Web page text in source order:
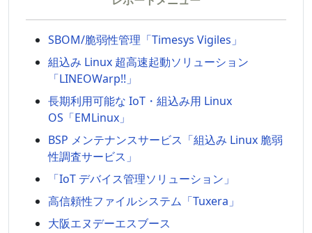
SBOM/脆弱性管理「Timesys Vigiles」
組込み Linux 超高速起動ソリューション
「LINEOWarp!!」
長期利用可能な IoT・組込み用 Linux
OS「EMLinux」
BSP メンテナンスサービス「組込み Linux 脆弱
性調査サービス」
「IoT デバイス管理ソリューション」
高信頼性ファイルシステム「Tuxera」
大阪エヌデーエスブース